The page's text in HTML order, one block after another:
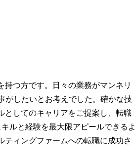
つ方です。日々の業務がマンネリ
がしたいとお考えでした。確かな技
としてのキャリアをご提案し、転職
ルと経験を最大限アピールできるよ
ティングファームへの転職に成功さ